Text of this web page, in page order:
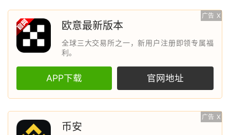
广告 X
欧意最新版本
全球三大交易所之一，新用户注册即领专属福
利。
APP下载 官网地址
广告 X
币安